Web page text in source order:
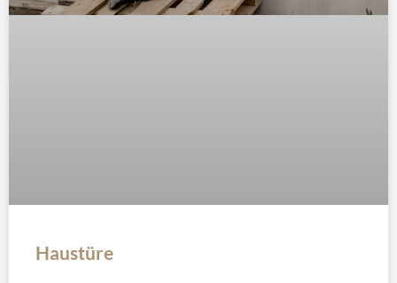
Haustüre